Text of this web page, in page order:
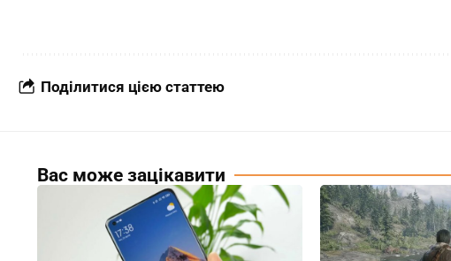
Поділитися цією статтею
Вас може зацікавити